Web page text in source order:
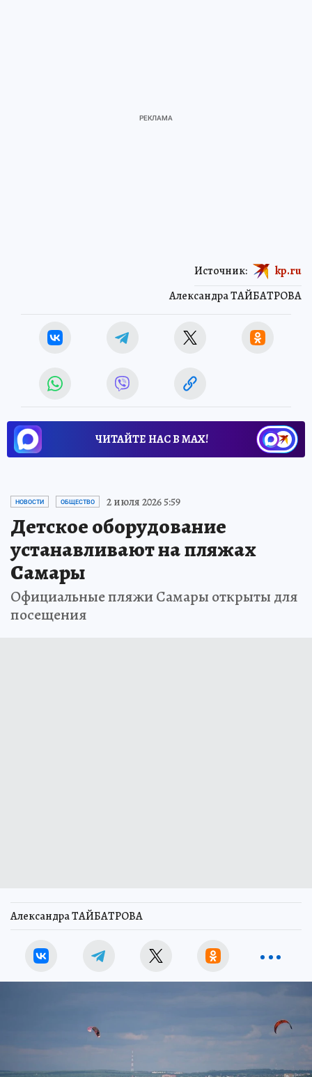
Александра ТАЙБАТРОВА
Источник: kp.ru
ЧИТАЙТЕ НАС В МАХ!
НОВОСТИ ОБЩЕСТВО 2 июля 2026 5:59
Детское оборудование
устанавливают на пляжах
Самары
Официальные пляжи Самары открыты для
посещения
Александра ТАЙБАТРОВА